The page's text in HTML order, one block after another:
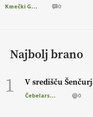
Kmečki Glas 0
Najbolj brano
1 V središču
Čebelarstvo 0